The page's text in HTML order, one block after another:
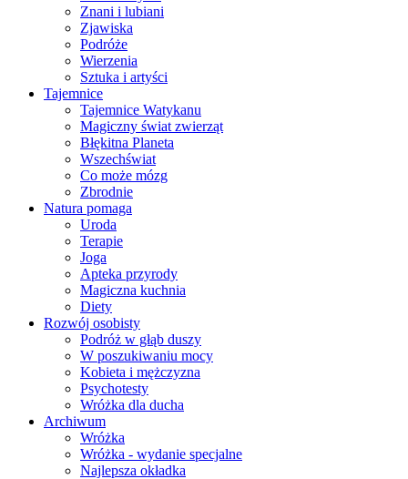
Znani i lubiani
Zjawiska
Podróże
Wierzenia
Sztuka i artyści
Tajemnice
Tajemnice Watykanu
Magiczny świat zwierząt
Błękitna Planeta
Wszechświat
Co może mózg
Zbrodnie
Natura pomaga
Uroda
Terapie
Joga
Apteka przyrody
Magiczna kuchnia
Diety
Rozwój osobisty
Podróż w głąb duszy
W poszukiwaniu mocy
Kobieta i mężczyzna
Psychotesty
Wróżka dla ducha
Archiwum
Wróżka
Wróżka - wydanie specjalne
Najlepsza okładka